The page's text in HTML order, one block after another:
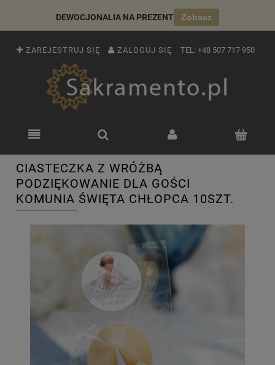
DEWOCJONALIA NA PREZENT Zobacz
ZAREJESTRUJ SIĘ ZALOGUJ SIĘ TEL: +48 507 717 950
CIASTECZKA Z WRÓŻBĄ
PODZIĘKOWANIE DLA GOŚCI
KOMUNIA ŚWIĘTA CHŁOPCA 10SZT.